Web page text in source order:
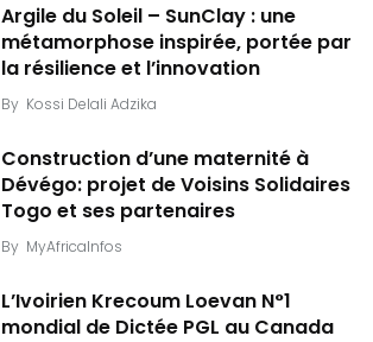
Argile du Soleil – SunClay : une
métamorphose inspirée, portée par
la résilience et l’innovation
By Kossi Delali Adzika
Construction d’une maternité à
Dévégo: projet de Voisins Solidaires
Togo et ses partenaires
By MyAfricaInfos
L’Ivoirien Krecoum Loevan N°1
mondial de Dictée PGL au Canada